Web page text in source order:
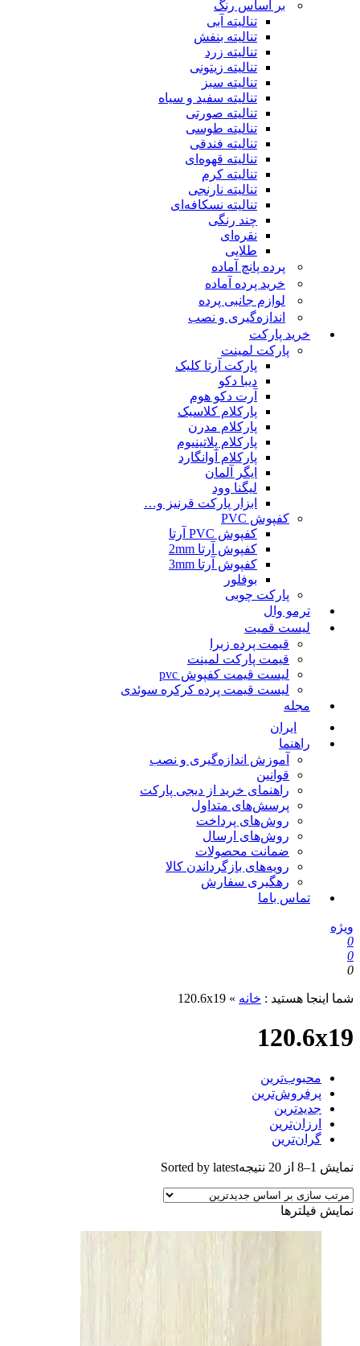
بر اساس رنگ
تنالیته آبی
تنالیته بنفش
تنالیته زرد
تنالیته زیتونی
تنالیته سبز
تنالیته سفید و سیاه
تنالیته صورتی
تنالیته طوسی
تنالیته فندقی
تنالیته قهوه‌ای
تنالیته کرم
تنالیته نارنجی
تنالیته نسکافه‌ای
چند رنگی
نقره‌ای
طلایی
پرده پانچ آماده
خرید پرده آماده
لوازم جانبی پرده
اندازه‌گیری و نصب
خرید پارکت
پارکت لمینت
پارکت آرتا کلیک
دیبا دکو
آرت دکو هوم
پارکلام کلاسیک
پارکلام مدرن
پارکلام پلاتینیوم
پارکلام آوانگارد
ایگر آلمان
لیگنا وود
ابزار پارکت قرنیز و…
کفپوش PVC
کفپوش PVC آرتا
کفپوش آرتا 2mm
کفپوش آرتا 3mm
بوفلور
پارکت چوبی
ترمو وال
لیست قمیت
قیمت پرده زبرا
قیمت پارکت لمینت
لیست قیمت کفپوش pvc
لیست قیمت پرده کرکره سوئدی
مجله
ایران
راهنما
آموزش اندازه‌گیری و نصب
قوانین
راهنمای خرید از دیجی پارکت
پرسش‌های متداول
روش‌های پرداخت
روش‌های ارسال
ضمانت محصولات
رویه‌های بازگرداندن کالا
رهگیری سفارش
تماس باما
ویژه
0
0
0
شما اینجا هستید : خانه »
120.6x19
120.6x19
محبوب‌ترین
پرفروش‌ترین
جدیدترین
ارزان‌ترین
گران‌ترین
نمایش 1–8 از 20 نتیجه Sorted by latest
نمایش فیلترها